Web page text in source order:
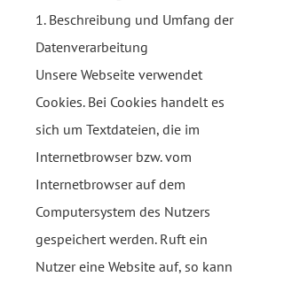
1. Beschreibung und Umfang der
Datenverarbeitung
Unsere Webseite verwendet
Cookies. Bei Cookies handelt es
sich um Textdateien, die im
Internetbrowser bzw. vom
Internetbrowser auf dem
Computersystem des Nutzers
gespeichert werden. Ruft ein
Nutzer eine Website auf, so kann